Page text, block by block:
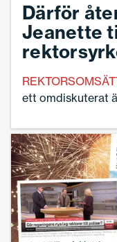
Därför
Jeanette
ett omdiskuterat
Jeanette
värld efter sex år
flyktingkrisen. – Det var som att komma hem även
om mycket var